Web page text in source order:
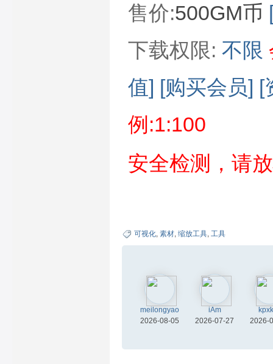
售价:500GM币
下载权限: 不限
值] [购买会员] [
例:1:100
安全检测，请
可视化, 素材, 缩放工具, 工具
meilongyao
2026-08-05
iAm
2026-07-27
2026-